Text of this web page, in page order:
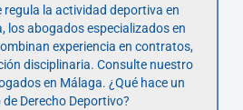
regula la actividad deportiva en
los abogados especializados en
experiencia en contratos,
disciplinaria. Consulte nuestro
en Málaga. ¿Qué hace un
Derecho Deportivo?